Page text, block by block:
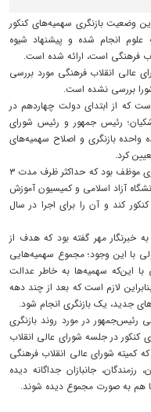
وضعیت بازنگری سهمیه‌های کنکور
انجام شده و پیشنهاد شیوه
فرهنگی است، ارائه شده است.
عالی انقلاب فرهنگی مورد بررسی
بررسی نشده است.
که از ابتدای دولت چهاردهم در
رئیس جمهور و رئیس شورای
واحده بازنگری و اصلاح سهمیه‌های
کرد.
بر اساس این دستور؛ وزارت علوم، تحقیقات و فناوری موظف بود که حداکثر ظرف مدت ۳
آزاد اسلامی و کمیسیون آموزش
کند و آن را برای اجرا در سال
خبرنگار مهر گفته بود که هدف از
با این وجود؛ مجموع سهمیه‌هایی
این‌که سهمیه‌ها به خاطر عدالت
لازم است که بعد از چند دهه
جدید، یک بازنگری انجام شود.
رئیس‌جمهور در مورد روند بازنگری
کنکور در جلسه شورای عالی انقلاب
کمیته شورای عالی انقلاب فرهنگی
جانبازان جداگانه دیده
هم به صورت مجموع دیده شوند.